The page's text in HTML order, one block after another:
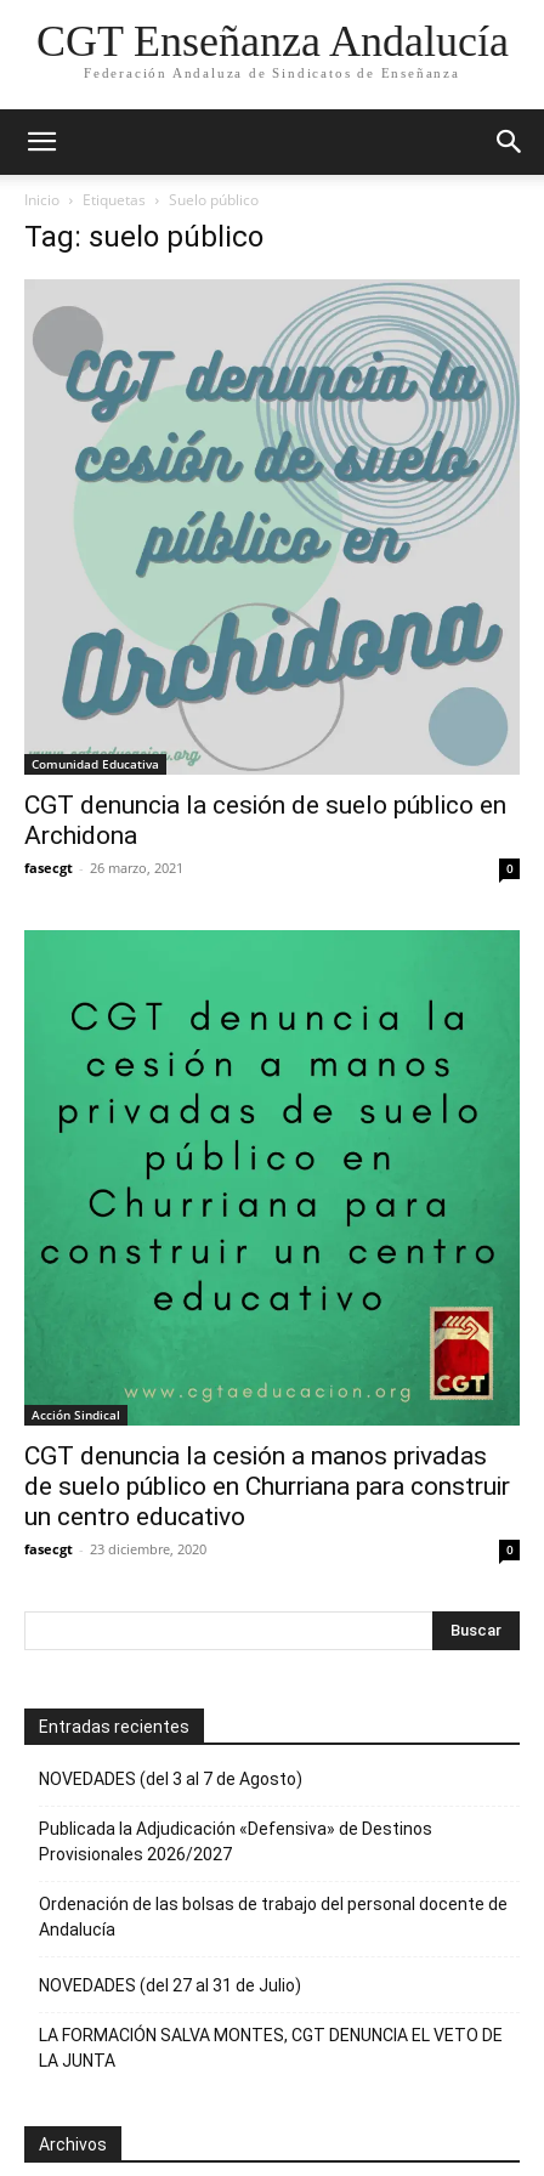
CGT Enseñanza Andalucía
Federación Andaluza de Sindicatos de Enseñanza
Inicio Etiquetas Suelo público
Tag: suelo público
Comunidad Educativa
CGT denuncia la cesión de suelo público en
Archidona
fasecgt - 26 marzo, 2021 0
Acción Sindical
CGT denuncia la cesión a manos privadas
de suelo público en Churriana para construir
un centro educativo
fasecgt - 23 diciembre, 2020 0
Entradas recientes
NOVEDADES (del 3 al 7 de Agosto)
Publicada la Adjudicación «Defensiva» de Destinos
Provisionales 2026/2027
Ordenación de las bolsas de trabajo del personal docente de
Andalucía
NOVEDADES (del 27 al 31 de Julio)
LA FORMACIÓN SALVA MONTES, CGT DENUNCIA EL VETO DE
LA JUNTA
Archivos